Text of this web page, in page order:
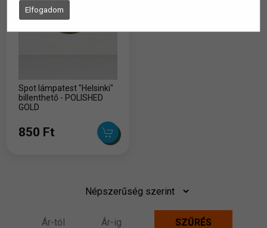
Elfogadom
Spot lámpatest "Helsinki"
billenthető - POLISHED
GOLD
850 Ft